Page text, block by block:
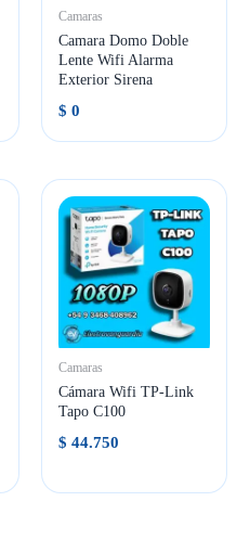
Camaras
Camara Domo Doble
Lente Wifi Alarma
Exterior Sirena
$ 0
Camaras
Cámara Wifi TP-Link
Tapo C100
$ 44.750